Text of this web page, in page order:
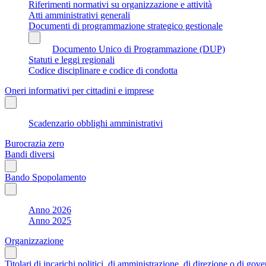
Riferimenti normativi su organizzazione e attività
Atti amministrativi generali
Documenti di programmazione strategico gestionale
Documento Unico di Programmazione (DUP)
Statuti e leggi regionali
Codice disciplinare e codice di condotta
Oneri informativi per cittadini e imprese
Scadenzario obblighi amministrativi
Burocrazia zero
Bandi diversi
Bando Spopolamento
Anno 2026
Anno 2025
Organizzazione
Titolari di incarichi politici, di amministrazione, di direzione o di